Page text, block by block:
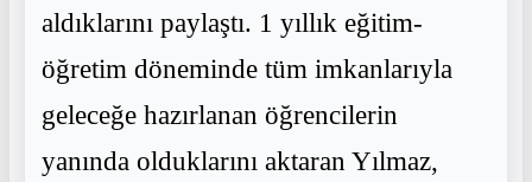
aldıklarını paylaştı. 1 yıllık eğitim-
öğretim döneminde tüm imkanlarıyla
geleceğe hazırlanan öğrencilerin
yanında olduklarını aktaran Yılmaz,